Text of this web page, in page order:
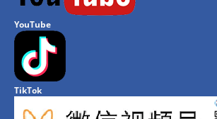
YouTube
TikTok